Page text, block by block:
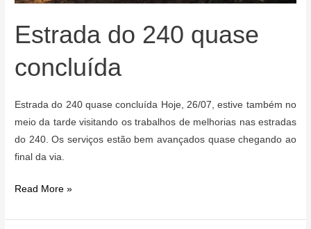
Estrada do 240 quase
concluída
Estrada do 240 quase concluída Hoje, 26/07, estive também no
meio da tarde visitando os trabalhos de melhorias nas estradas
do 240. Os serviços estão bem avançados quase chegando ao
final da via.
Estrada
240
Read More »